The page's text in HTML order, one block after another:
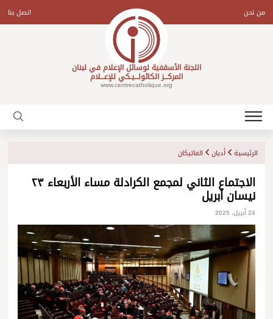
contentمن نحن اتصل بنا
اللجنة الأسقفية لوسائل الإعلام في لبنان
المركـــز الكاثولـــيـكي للإعـــلام
www.centrecatholique.org
الرئيسية أديان الفاتيكان
الاجتماع الثاني لمجمع الكرادلة مساء الأربعاء ٢٣
نيسان أبريل
24 أبريل، 2025